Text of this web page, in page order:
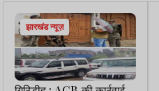
झारखंड न्यूज़